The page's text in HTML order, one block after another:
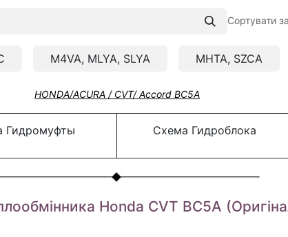
Сортувати
M4VA, MLYA, SLYA MHTA, SZCA
HONDA/ACURA / CVT/ Accord BC5A
Гидромуфты Схема Гидроблока
Honda CVT BC5A